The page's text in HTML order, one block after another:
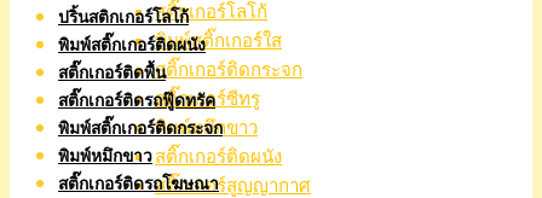
สติ๊กเกอร์โลโก้
พิมพ์สติ๊กเกอร์ใส
สติ๊กเกอร์ติดกระจก
สติ๊กเกอร์ซีทรู
พิมพ์หมึกขาว
สติ๊กเกอร์ติดผนัง
สติ๊กเกอร์สูญญากาศ
ปริ้นสติกเกอร์โลโก้
พิมพ์สติ๊กเกอร์ติดผนัง
สติ๊กเกอร์ติดพื้น
สติ๊กเกอร์ติดรถฟู๊ดทรัค
พิมพ์สติ๊กเกอร์ติดกระจก
พิมพ์หมึกขาว
สติ๊กเกอร์ติดรถโฆษณา